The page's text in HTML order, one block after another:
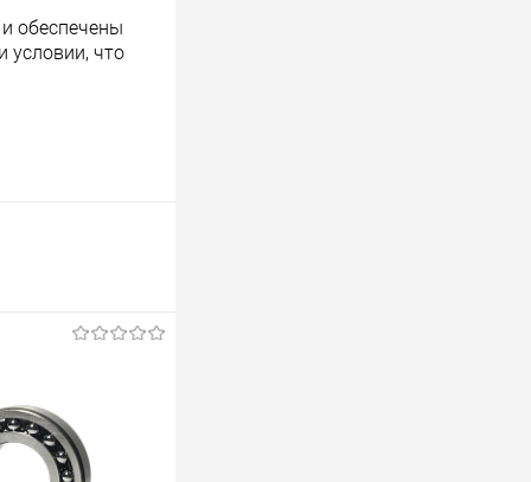
обеспечены
условии, что